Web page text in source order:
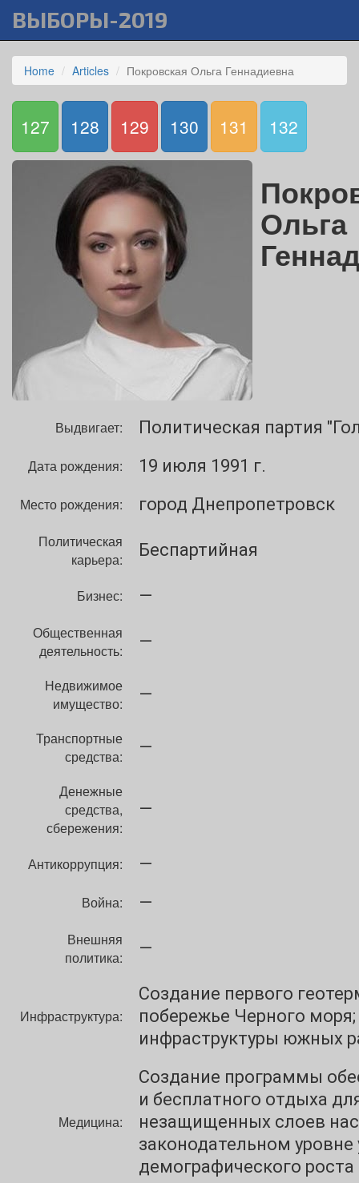
ВЫБОРЫ-2019
Home Articles Покровская Ольга Геннадиевна
127 128 129 130 131 132
Ольга
Выдвигает: Политическая партия
Дата рождения: 19 июля 1991 г.
Место рождения: город Днепропетровск
Политическая
карьера:
Беспартийная
Бизнес: —
Общественная
деятельность:
—
Недвижимое
имущество:
—
Транспортные
средства:
—
Денежные
средства,
сбережения:
—
Антикоррупция: —
Война: —
Внешняя
политика:
—
Инфраструктура:
Создание первого
побережье Черного
инфраструктуры южных
Медицина:
Создание программы
и бесплатного отдыха
незащищенных слоев
законодательном
демографического